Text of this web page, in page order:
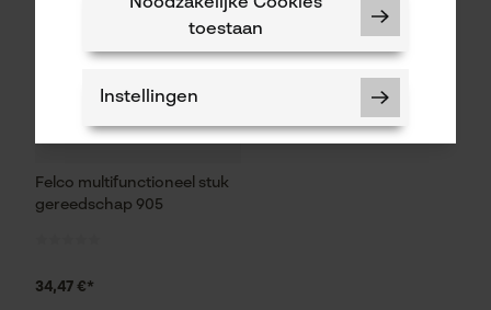
Felco multifunctioneel stuk
gereedschap 905
34,47 €*
toestaan
Instellingen